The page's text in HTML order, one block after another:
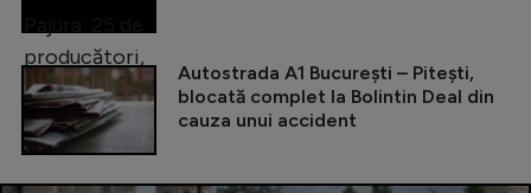
Autostrada A1 București – Pitești,
blocată complet la Bolintin Deal din
cauza unui accident